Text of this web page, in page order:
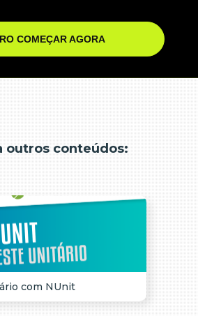
COMEÇAR AGORA
outros conteúdos:
com NUnit